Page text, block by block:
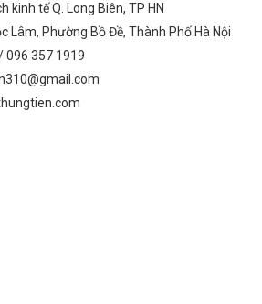
kinh tế Q. Long Biên, TP HN
Lâm, Phường Bồ Đề, Thành Phố Hà Nội
096 357 1919